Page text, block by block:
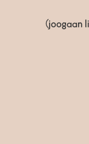
(joogaan